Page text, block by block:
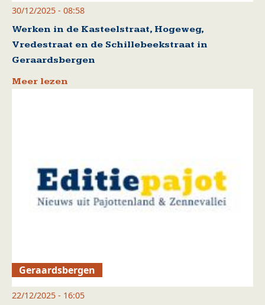
30/12/2025 - 08:58
Werken in de Kasteelstraat, Hogeweg,
Vredestraat en de Schillebeekstraat in
Geraardsbergen
Meer lezen
Geraardsbergen
22/12/2025 - 16:05